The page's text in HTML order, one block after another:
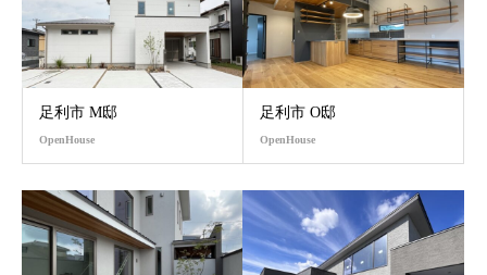
足利市 M邸
OpenHouse
足利市 O邸
OpenHouse